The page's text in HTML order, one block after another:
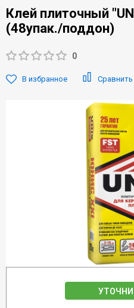
Клей плиточный
(48упак./поддон)
0
В избранное Сравнить